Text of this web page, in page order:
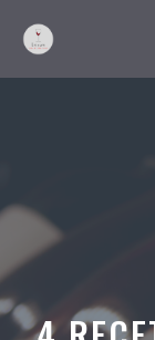
contenu